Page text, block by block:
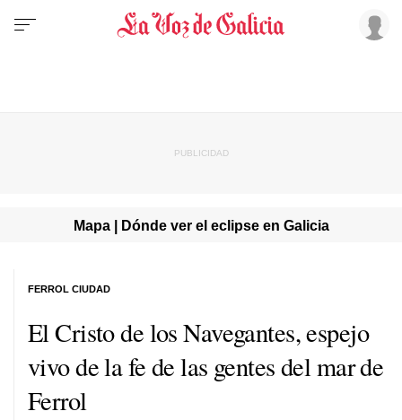
Mapa | Dónde ver el eclipse en Galicia
El Cristo de los Navegantes, espejo
vivo de la fe de las gentes del mar de
Ferrol
FERROL CIUDAD